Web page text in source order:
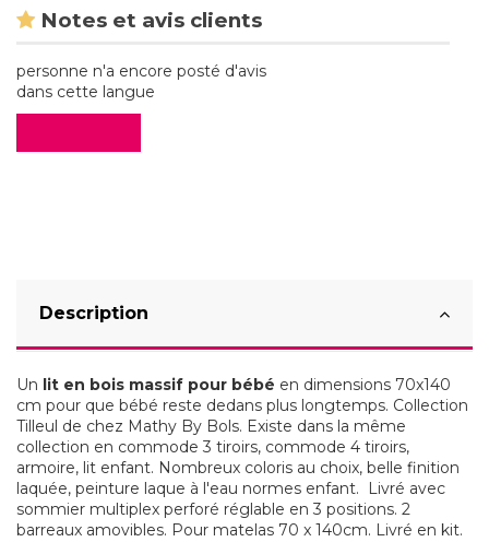
Notes et avis clients
personne n'a encore posté d'avis
dans cette langue
Description
Un lit en bois massif pour bébé en dimensions 70x140
cm pour que bébé reste dedans plus longtemps. Collection
Tilleul de chez Mathy By Bols. Existe dans la même
collection en commode 3 tiroirs, commode 4 tiroirs,
armoire, lit enfant. Nombreux coloris au choix, belle finition
laquée, peinture laque à l'eau normes enfant. Livré avec
sommier multiplex perforé réglable en 3 positions. 2
barreaux amovibles. Pour matelas 70 x 140cm. Livré en kit.